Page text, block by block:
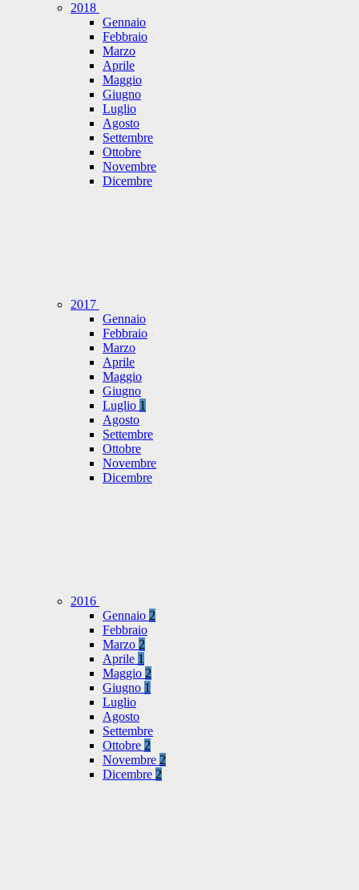
2018
Gennaio
Febbraio
Marzo
Aprile
Maggio
Giugno
Luglio
Agosto
Settembre
Ottobre
Novembre
Dicembre
2017
Gennaio
Febbraio
Marzo
Aprile
Maggio
Giugno
Luglio 1
Agosto
Settembre
Ottobre
Novembre
Dicembre
2016
Gennaio 2
Febbraio
Marzo 2
Aprile 1
Maggio 2
Giugno 1
Luglio
Agosto
Settembre
Ottobre 2
Novembre 2
Dicembre 2